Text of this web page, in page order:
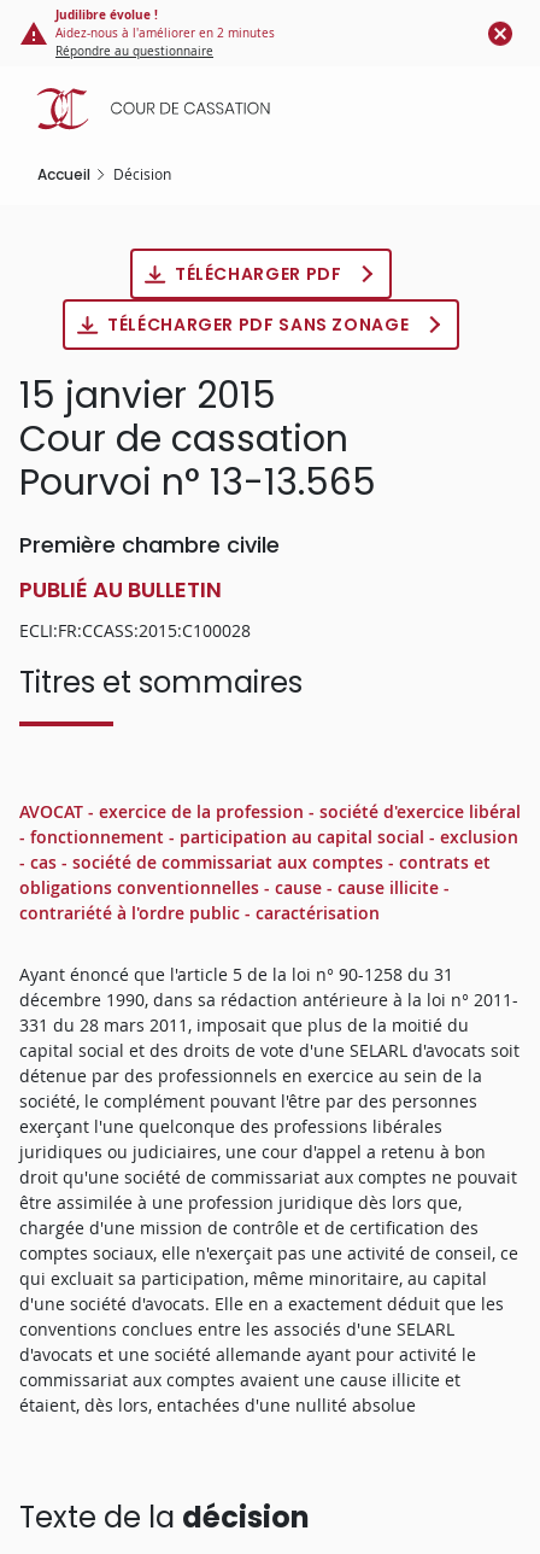
Panneau de gestion des cookies
contenu
principal
Judilibre évolue !
Aidez-nous à l'améliorer en 2 minutes
Répondre au questionnaire
Accueil Décision
TÉLÉCHARGER PDF
TÉLÉCHARGER PDF SANS ZONAGE
15 janvier 2015
Cour de cassation
Pourvoi n° 13-13.565
Première chambre civile
PUBLIÉ AU BULLETIN
ECLI:FR:CCASS:2015:C100028
Titres et sommaires
AVOCAT - exercice de la profession - société d'exercice libéral
- fonctionnement - participation au capital social - exclusion
- cas - société de commissariat aux comptes - contrats et
obligations conventionnelles - cause - cause illicite -
contrariété à l'ordre public - caractérisation
Ayant énoncé que l'article 5 de la loi n° 90-1258 du 31
décembre 1990, dans sa rédaction antérieure à la loi n° 2011-
331 du 28 mars 2011, imposait que plus de la moitié du
capital social et des droits de vote d'une SELARL d'avocats soit
détenue par des professionnels en exercice au sein de la
société, le complément pouvant l'être par des personnes
exerçant l'une quelconque des professions libérales
juridiques ou judiciaires, une cour d'appel a retenu à bon
droit qu'une société de commissariat aux comptes ne pouvait
être assimilée à une profession juridique dès lors que,
chargée d'une mission de contrôle et de certification des
comptes sociaux, elle n'exerçait pas une activité de conseil, ce
qui excluait sa participation, même minoritaire, au capital
d'une société d'avocats. Elle en a exactement déduit que les
conventions conclues entre les associés d'une SELARL
d'avocats et une société allemande ayant pour activité le
commissariat aux comptes avaient une cause illicite et
étaient, dès lors, entachées d'une nullité absolue
Texte de la décision